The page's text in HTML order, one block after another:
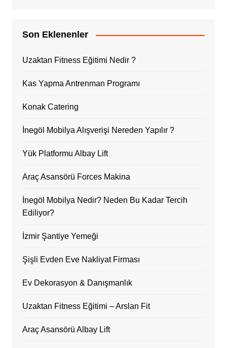
Son Eklenenler
Uzaktan Fitness Eğitimi Nedir ?
Kas Yapma Antrenman Programı
Konak Catering
İnegöl Mobilya Alışverişi Nereden Yapılır ?
Yük Platformu Albay Lift
Araç Asansörü Forces Makina
İnegöl Mobilya Nedir? Neden Bu Kadar Tercih
Ediliyor?
İzmir Şantiye Yemeği
Şişli Evden Eve Nakliyat Firması
Ev Dekorasyon & Danışmanlık
Uzaktan Fitness Eğitimi – Arslan Fit
Araç Asansörü Albay Lift